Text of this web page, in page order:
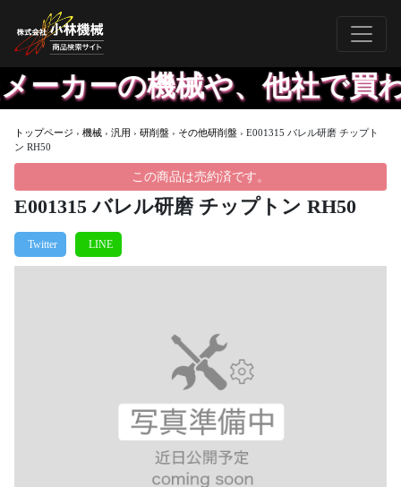
の機械や、他社で買わ
トップページ › 機械 › 汎用 › 研削盤 › その他研削盤 › E001315 バレル研磨 チップト
ン RH50
この商品は売約済です。
E001315 バレル研磨 チップトン RH50